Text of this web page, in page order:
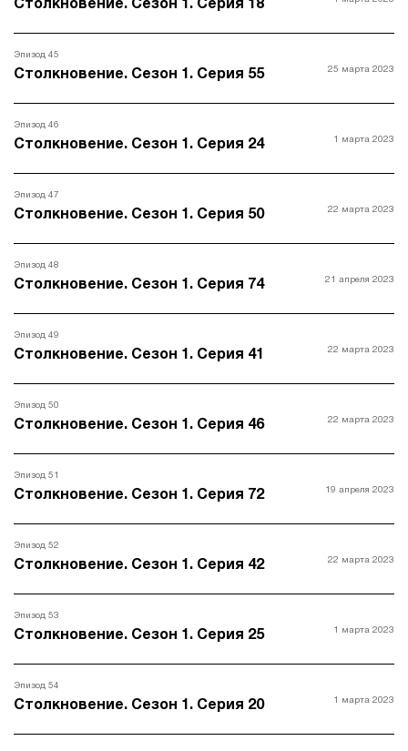
Столкновение. Сезон 1. Серия 18
Эпизод 45
Столкновение. Сезон 1. Серия 55 25 марта 2023
Эпизод 46
Столкновение. Сезон 1. Серия 24 1 марта 2023
Эпизод 47
Столкновение. Сезон 1. Серия 50 22 марта 2023
Эпизод 48
Столкновение. Сезон 1. Серия 74 21 апреля 2023
Эпизод 49
Столкновение. Сезон 1. Серия 41 22 марта 2023
Эпизод 50
Столкновение. Сезон 1. Серия 46 22 марта 2023
Эпизод 51
Столкновение. Сезон 1. Серия 72 19 апреля 2023
Эпизод 52
Столкновение. Сезон 1. Серия 42 22 марта 2023
Эпизод 53
Столкновение. Сезон 1. Серия 25 1 марта 2023
Эпизод 54
Столкновение. Сезон 1. Серия 20 1 марта 2023